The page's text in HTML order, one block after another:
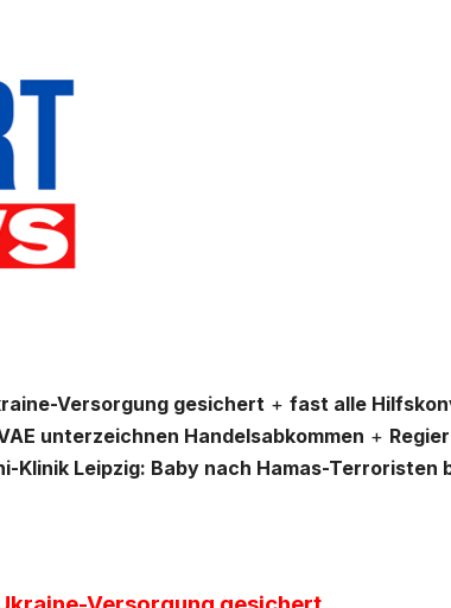
Versorgung gesichert + fast alle
unterzeichnen Handelsabkommen +
Klinik Leipzig: Baby nach Hamas-Terroristen